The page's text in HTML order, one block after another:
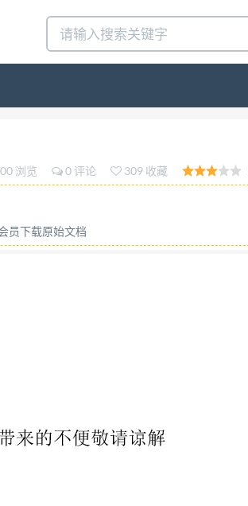
替GB/T6291—1999 夹扭钳和剪切钳
发布 2014-05-01实施 中华人民共
给出的规则起草。 本标准代替GB/
验方法(本版的3.1)； 增加了使用性
的检验方法（1999版的3.6，本版
本标准使用重新起草法修改采用
中列出了本标准与ISO5744：2004
外侧页边空白位 置的垂直单线(I)进
国五金制品标准化技术委员会工具五
金鹿集团有限公司、文登威力工具
达实业股份有限公司。 本标准主要
所代替标准的历次版本发布情况为
浏览 0 评论 309 收藏
员下载原始文档